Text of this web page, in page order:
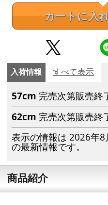
カートに入
入荷情報 すべて表示
57cm 完売次第販売終
62cm 完売次第販売終
表示の情報は 2026年
の最新情報です。
商品紹介